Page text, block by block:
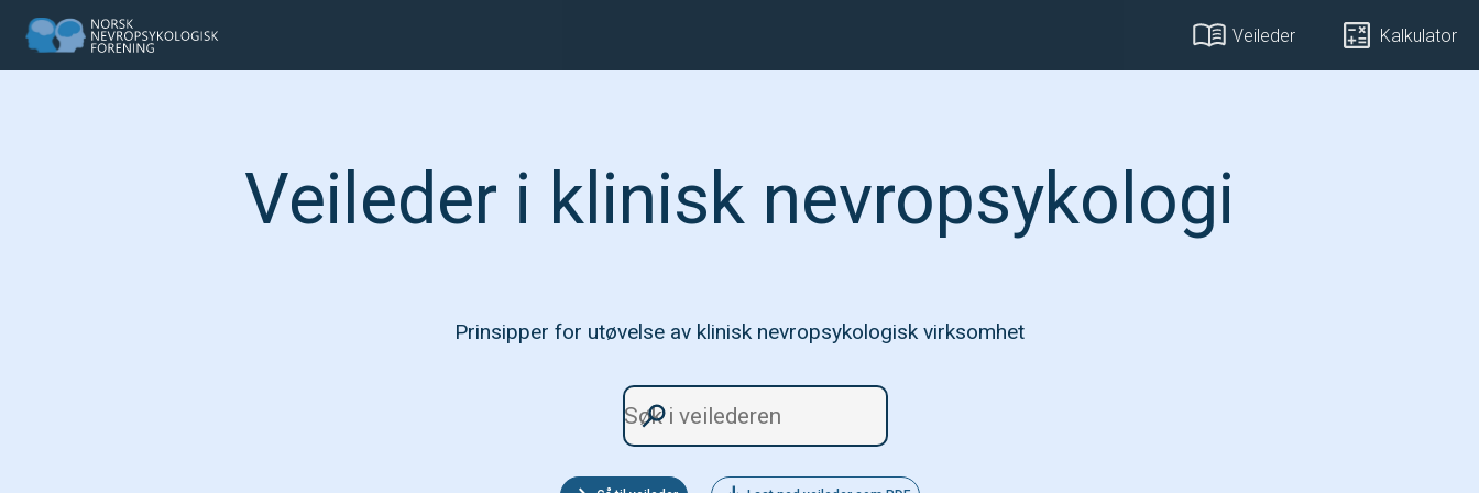
Veileder Kalkulator
Veileder i klinisk nevropsykologi
Prinsipper for utøvelse av klinisk nevropsykologisk virksomhet